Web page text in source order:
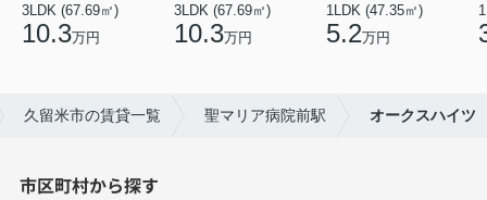
3LDK (67.69㎡)
10.3万円
3LDK (67.69㎡)
10.3万円
1LDK (47.35㎡)
5.2万円
久留米市の賃貸一覧 聖マリア病院前駅 オークスハイツ
市区町村から探す